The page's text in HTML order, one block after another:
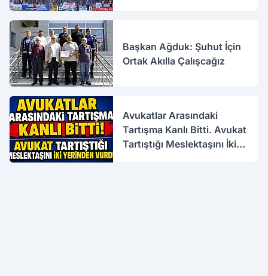
Başkan Ağduk: Şuhut İçin
Ortak Akılla Çalışcağız
Avukatlar Arasındaki
Tartışma Kanlı Bitti. Avukat
Tartıştığı Meslektaşını İki